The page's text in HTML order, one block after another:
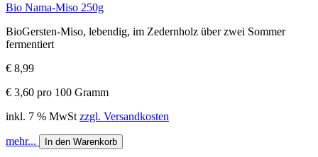
Bio Nama-Miso 250g
BioGersten-Miso, lebendig, im Zedernholz über zwei Sommer
fermentiert
€ 8,99
€ 3,60 pro 100 Gramm
inkl. 7 % MwSt zzgl. Versandkosten
mehr... In den Warenkorb